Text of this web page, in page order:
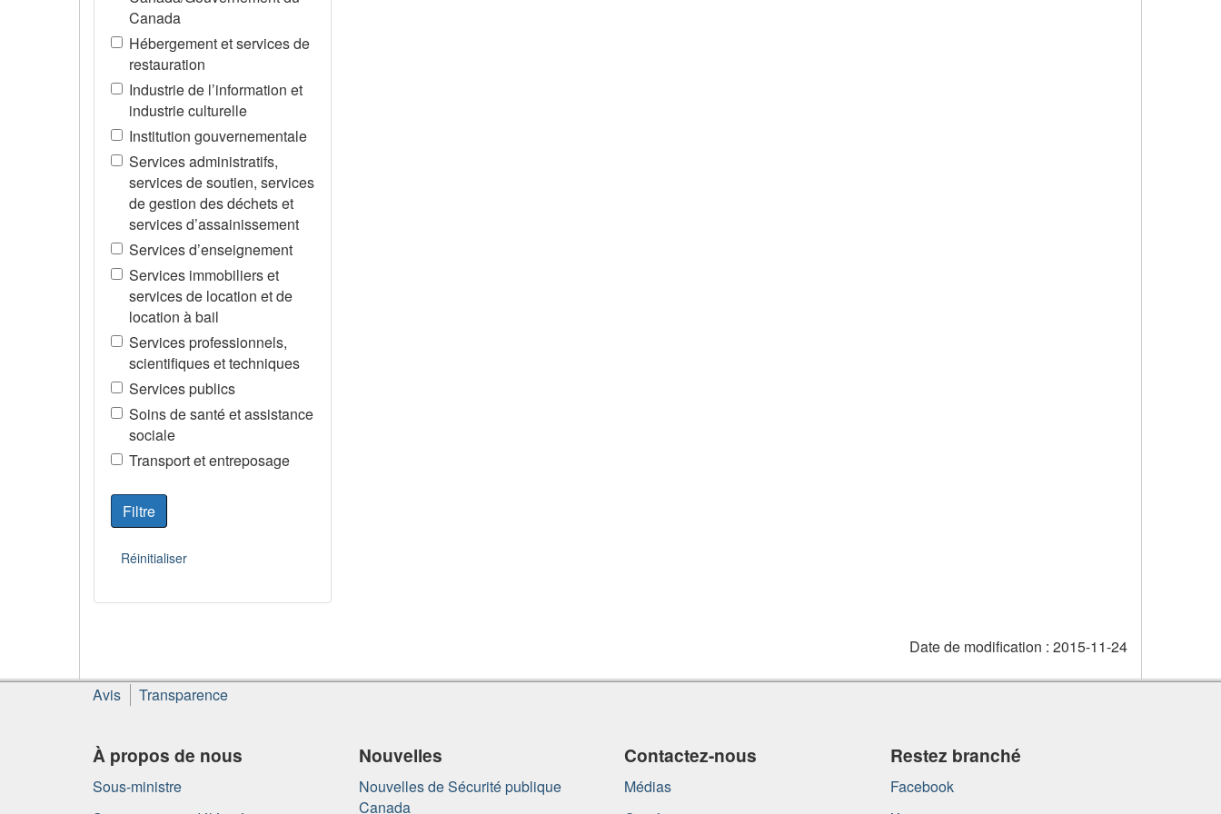
Canada
Hébergement et services de
restauration
Industrie de l’information et
industrie culturelle
Institution gouvernementale
Services administratifs,
services de soutien, services
de gestion des déchets et
services d’assainissement
Services d’enseignement
Services immobiliers et
services de location et de
location à bail
Services professionnels,
scientifiques et techniques
Services publics
Soins de santé et assistance
sociale
Transport et entreposage
Date de modification : 2015-11-24
À
propos
ce
site
Avis Transparence
À propos de nous
Sous-ministre
Nouvelles
Nouvelles de Sécurité publique
Canada
Contactez-nous
Médias
Restez branché
Facebook